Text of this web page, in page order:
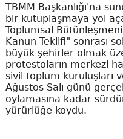
TBMM Başkanlığı'na
bir kutuplaşmaya yol
Toplumsal
Kanun Teklifi" sonrası
büyük şehirler olmak
protestoların merkezi
sivil toplum kuruluşları
Ağustos Salı günü
oylamasına kadar
yürürlüğe koydu.